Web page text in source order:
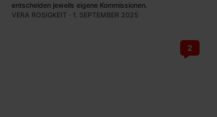
entscheiden jeweils eigene Kommissionen.
VERA ROSIGKEIT · 1. SEPTEMBER 2025
2